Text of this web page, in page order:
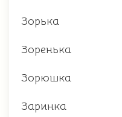
Зорька
Зоренька
Зорюшка
Заринка